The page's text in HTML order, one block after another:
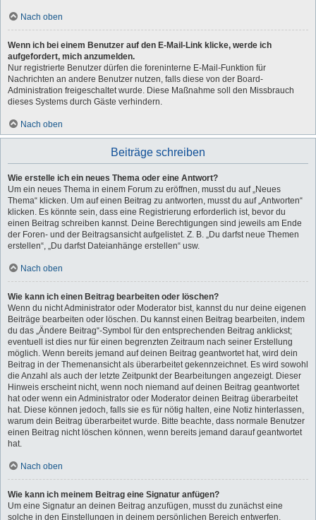
Nach oben
Wenn ich bei einem Benutzer auf den E-Mail-Link klicke, werde ich
aufgefordert, mich anzumelden.
Nur registrierte Benutzer dürfen die foreninterne E-Mail-Funktion für
Nachrichten an andere Benutzer nutzen, falls diese von der Board-
Administration freigeschaltet wurde. Diese Maßnahme soll den Missbrauch
dieses Systems durch Gäste verhindern.
Nach oben
Beiträge schreiben
Wie erstelle ich ein neues Thema oder eine Antwort?
Um ein neues Thema in einem Forum zu eröffnen, musst du auf „Neues
Thema“ klicken. Um auf einen Beitrag zu antworten, musst du auf „Antworten“
klicken. Es könnte sein, dass eine Registrierung erforderlich ist, bevor du
einen Beitrag schreiben kannst. Deine Berechtigungen sind jeweils am Ende
der Foren- und der Beitragsansicht aufgelistet. Z. B. „Du darfst neue Themen
erstellen“, „Du darfst Dateianhänge erstellen“ usw.
Nach oben
Wie kann ich einen Beitrag bearbeiten oder löschen?
Wenn du nicht Administrator oder Moderator bist, kannst du nur deine eigenen
Beiträge bearbeiten oder löschen. Du kannst einen Beitrag bearbeiten, indem
du das „Ändere Beitrag“-Symbol für den entsprechenden Beitrag anklickst;
eventuell ist dies nur für einen begrenzten Zeitraum nach seiner Erstellung
möglich. Wenn bereits jemand auf deinen Beitrag geantwortet hat, wird dein
Beitrag in der Themenansicht als überarbeitet gekennzeichnet. Es wird sowohl
die Anzahl als auch der letzte Zeitpunkt der Bearbeitungen angezeigt. Dieser
Hinweis erscheint nicht, wenn noch niemand auf deinen Beitrag geantwortet
hat oder wenn ein Administrator oder Moderator deinen Beitrag überarbeitet
hat. Diese können jedoch, falls sie es für nötig halten, eine Notiz hinterlassen,
warum dein Beitrag überarbeitet wurde. Bitte beachte, dass normale Benutzer
einen Beitrag nicht löschen können, wenn bereits jemand darauf geantwortet
hat.
Nach oben
Wie kann ich meinem Beitrag eine Signatur anfügen?
Um eine Signatur an deinen Beitrag anzufügen, musst du zunächst eine
solche in den Einstellungen in deinem persönlichen Bereich entwerfen.